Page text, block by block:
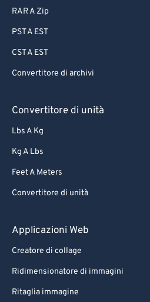
RAR A Zip
PST A EST
CST A EST
Convertitore di archivi
Convertitore di unità
Lbs A Kg
Kg A Lbs
Feet A Meters
Convertitore di unità
Applicazioni Web
Creatore di collage
Ridimensionatore di immagini
Ritaglia immagine